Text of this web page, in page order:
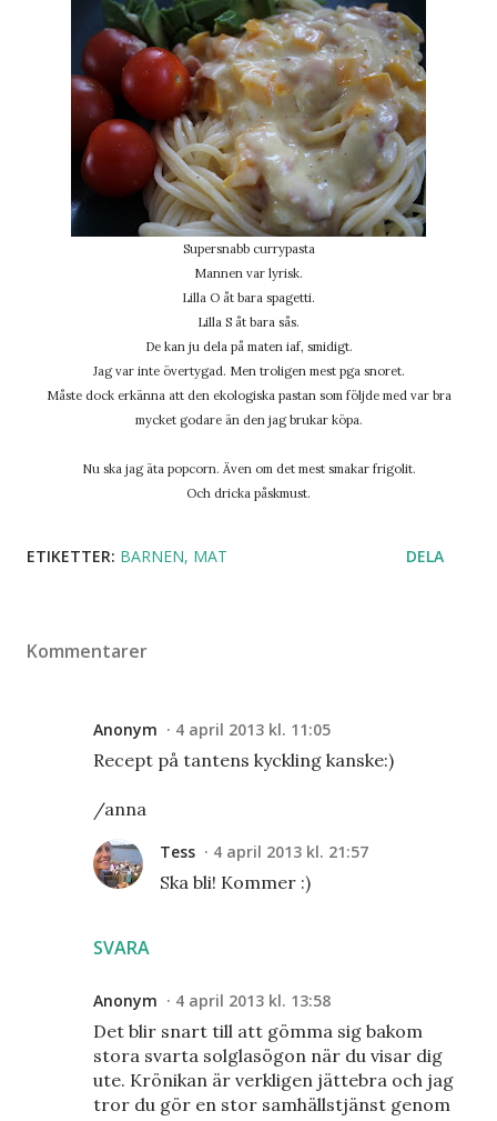
Supersnabb currypasta
Mannen var lyrisk.
Lilla O åt bara spagetti.
Lilla S åt bara sås.
De kan ju dela på maten iaf, smidigt.
Jag var inte övertygad. Men troligen mest pga snoret.
Måste dock erkänna att den ekologiska pastan som följde med var bra
mycket godare än den jag brukar köpa.
Nu ska jag äta popcorn. Även om det mest smakar frigolit.
Och dricka påskmust.
ETIKETTER: BARNEN MAT DELA
Kommentarer
Anonym 4 april 2013 kl. 11:05
Recept på tantens kyckling kanske:)
/anna
SVARA
Tess 4 april 2013 kl. 21:57
Ska bli! Kommer :)
Anonym 4 april 2013 kl. 13:58
Det blir snart till att gömma sig bakom
stora svarta solglasögon när du visar dig
ute. Krönikan är verkligen jättebra och jag
tror du gör en stor samhällstjänst genom